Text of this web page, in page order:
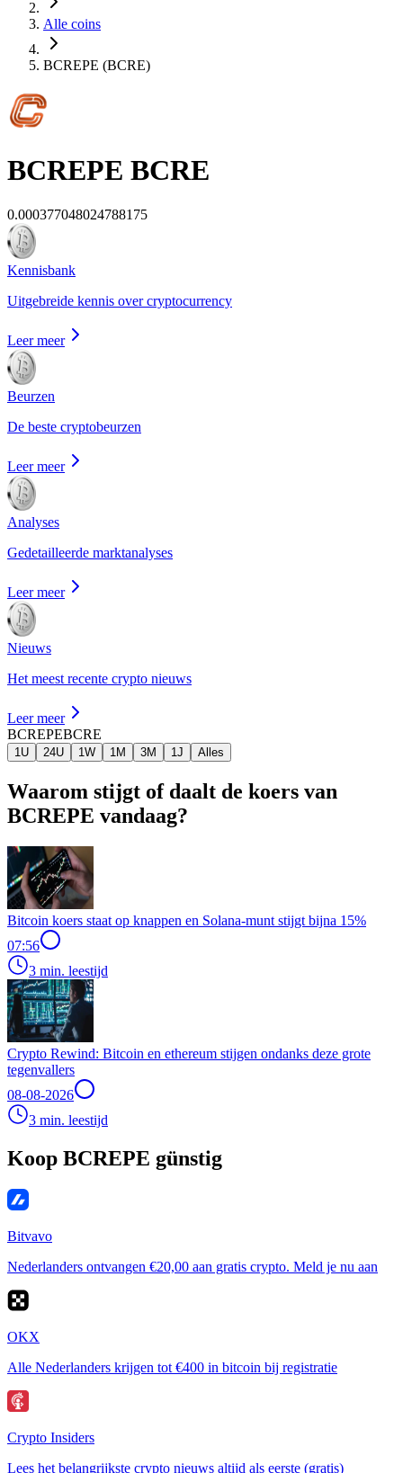
Alle coins
BCREPE (BCRE)
BCREPE BCRE
0.000377048024788175
Kennisbank
Uitgebreide kennis over cryptocurrency
Leer meer
Beurzen
De beste cryptobeurzen
Leer meer
Analyses
Gedetailleerde marktanalyses
Leer meer
Nieuws
Het meest recente crypto nieuws
Leer meer
BCREPEBCRE
1U 24U 1W 1M 3M 1J Alles
Waarom stijgt of daalt de koers van
BCREPE vandaag?
Bitcoin koers staat op knappen en Solana-munt stijgt bijna 15%
07:56
3 min. leestijd
Crypto Rewind: Bitcoin en ethereum stijgen ondanks deze grote
tegenvallers
08-08-2026
3 min. leestijd
Koop BCREPE günstig
Bitvavo
Nederlanders ontvangen €20,00 aan gratis crypto. Meld je nu aan
OKX
Alle Nederlanders krijgen tot €400 in bitcoin bij registratie
Crypto Insiders
Lees het belangrijkste crypto nieuws altijd als eerste (gratis)